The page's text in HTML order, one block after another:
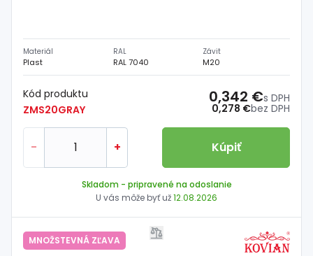
Materiál
Plast
RAL
RAL 7040
Závit
M20
Kód produktu
ZMS20GRAY
0,278 €bez DPH
0,342 €s DPH
- + Kúpiť
Skladom - pripravené na odoslanie
U vás môže byť už12.08.2026
MNOŽSTEVNÁ ZĽAVA